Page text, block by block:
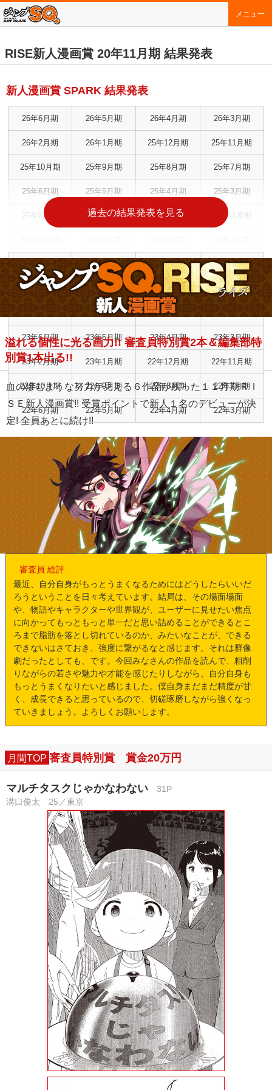
メニュー
RISE新人漫画賞 20年11月期 結果発表
新人漫画賞 SPARK 結果発表
26年6月期 26年5月期 26年4月期 26年3月期
26年2月期 26年1月期 25年12月期 25年11月期
25年10月期 25年9月期 25年8月期 25年7月期
25年6月期 25年5月期 25年4月期 25年3月期
25年2月期 25年1月期 24年12月期 24年11月期
24年6月期 24年5月期 24年4月期 24年3月期
24年2月期 24年1月期 23年12月期 23年11月期
23年9月期 23年8月期 23年7月期
23年6月期 23年5月期 23年4月期 23年3月期
23年2月期 23年1月期 22年12月期 22年11月期
22年10月期 22年9月期 22年8月期 22年7月期
22年6月期 22年5月期 22年4月期 22年3月期
RISE新人漫画賞 結果発表
過去の結果発表を見る
溢れる個性に光る画力!! 審査員特別賞2本＆編集部特
別賞1本出る!!
血の滲むような努力が見える６作品が残った１１月期ＲＩ
ＳＥ新人漫画賞!! 受賞ポイントで新人１名のデビューが決
定! 全員あとに続け!!
審査員 総評
最近、自分自身がもっとうまくなるためにはどうしたらいいだ
ろうということを日々考えています。結局は、その場面場面
や、物語やキャラクターや世界観が、ユーザーに見せたい焦点
に向かってもっともっと単一だと思い詰めることができるとこ
ろまで脂肪を落とし切れているのか、みたいなことが、できる
できないはさておき、強度に繋がるなと感じます。それは群像
劇だったとしても、です。今回みなさんの作品を読んで、粗削
りながらの若さや魅力や才能を感じたりしながら、自分自身も
もっとうまくなりたいと感じました。僕自身まだまだ精度が甘
く、成長できると思っているので、切磋琢磨しながら強くなっ
ていきましょう。よろしくお願いします。
月間TOP 審査員特別賞 賞金20万円
マルチタスクじゃかなわない 31P
溝口俊太 25／東京